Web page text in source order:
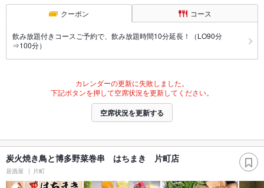
クーポン コース
飲み放題付きコースご予約で、飲み放題時間10分延長！（LO90分
⇒100分）
カレンダーの更新に失敗しました。
下記ボタンを押して空席状況を更新してください。
空席状況を更新する
炭火焼き鳥と博多野菜巻串 はちまき 片町店
居酒屋 片町